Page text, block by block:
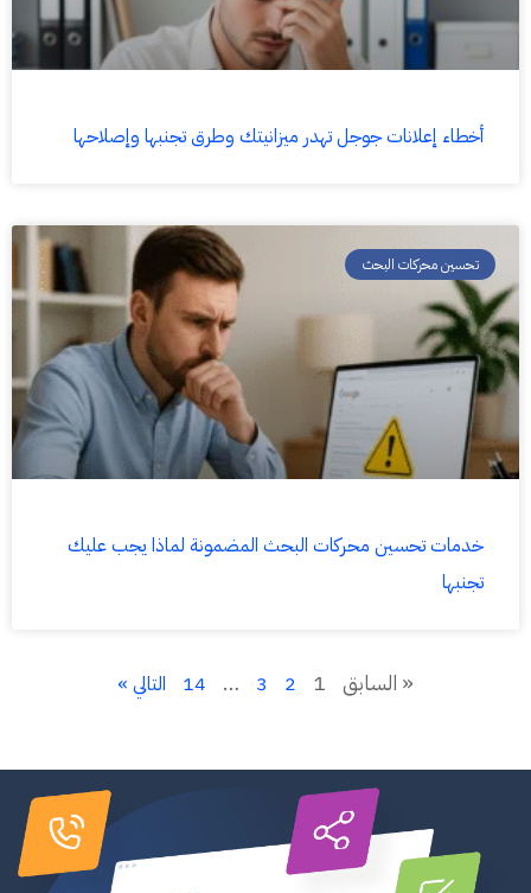
أخطاء إعلانات جوجل تهدر ميزانيتك وطرق تجنبها وإصلاحها
تحسين محركات البحث
خدمات تحسين محركات البحث المضمونة لماذا يجب عليك
تجنبها
« السابق 1
2
3
…
14 التالي »